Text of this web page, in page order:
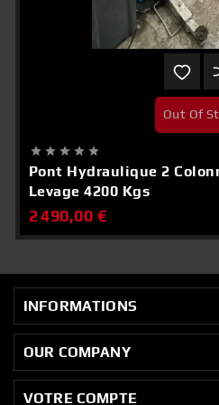
Out Of
    
Pont Hydraulique 2
Levage 4200 Kgs
2 490,00 €
INFORMATIONS
OUR COMPANY
VOTRE COMPTE